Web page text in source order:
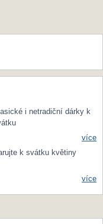
i netradiční dárky k
více
k svátku květiny
více